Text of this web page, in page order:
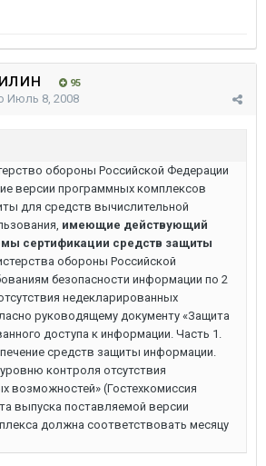
95
Июль 8, 2008
обороны Российской Федерации
версии программных комплексов
для средств вычислительной
имеющие действующий
сертификации средств защиты
обороны Российской
безопасности информации по 2
недекларированных
руководящему документу «Защита
доступа к информации. Часть 1.
средств защиты информации.
контроля отсутствия
возможностей» (Гостехкомиссия
выпуска поставляемой версии
должна соответствовать месяцу